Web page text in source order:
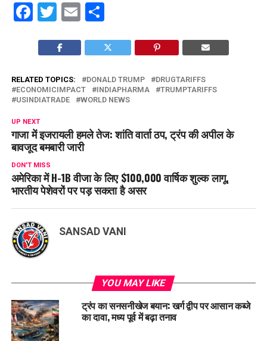
Facebook
Twitter
EmailShare
RELATED TOPICS: DONALD TRUMP
DRUGTARIFFS
ECONOMICIMPACT
INDIAPHARMA
TRUMPTARIFFS
USINDIATRADE
WORLD NEWS
UP NEXT
गाजा में इजरायली हमले तेज: शांति वार्ता ठप, ट्रंप की अपील के
बावजूद बमबारी जारी
DON'T MISS
अमेरिका में H-1B वीजा के लिए $100,000 वार्षिक शुल्क लागू,
भारतीय पेशेवरों पर पड़ सकता है असर
SANSAD VANI
YOU MAY LIKE
ट्रंप का सनसनीखेज बयान: खर्ग द्वीप पर आसान कब्जे
का दावा, मध्य पूर्व में बढ़ा तनाव